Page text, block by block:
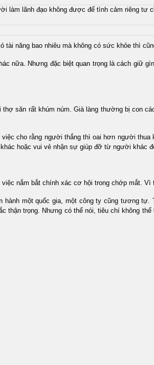
làm lãnh đạo không được để tình cảm riêng tư
năng bao nhiêu mà không có sức khỏe thì
nữa. Nhưng đặc biệt quan trọng là cách giữ
săn rất khúm núm. Già làng thường bị con
cho rằng người thắng thì oai hơn người
hoặc vui vẻ nhận sự giúp đỡ từ người khác
nắm bắt chính xác cơ hội trong chớp mắt.
một quốc gia, một công ty cũng tương
trọng. Nhưng có thể nói, tiêu chí không